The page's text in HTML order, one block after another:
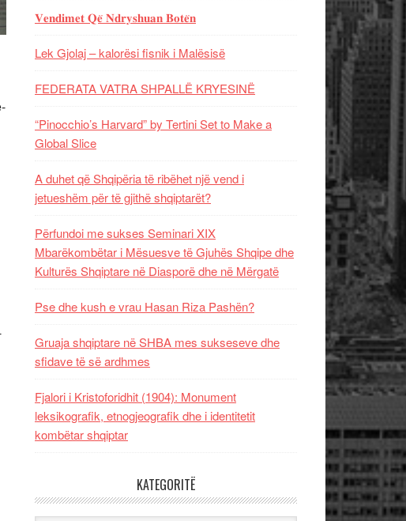
𝐕𝐞𝐧𝐝𝐢𝐦𝐞𝐭 𝐐𝐞̈ 𝐍𝐝𝐫𝐲𝐬𝐡𝐮𝐚𝐧 𝐁𝐨𝐭𝐞̈𝐧
Lek Gjolaj – kalorësi fisnik i Malësisë
FEDERATA VATRA SHPALLË KRYESINË
“Pinocchio’s Harvard” by Tertini Set to Make a
Global Slice
A duhet që Shqipëria të ribëhet një vend i
jetueshëm për të gjithë shqiptarët?
Përfundoi me sukses Seminari XIX
Mbarëkombëtar i Mësuesve të Gjuhës Shqipe dhe
Kulturës Shqiptare në Diasporë dhe në Mërgatë
Pse dhe kush e vrau Hasan Riza Pashën?
Gruaja shqiptare në SHBA mes sukseseve dhe
sfidave të së ardhmes
Fjalori i Kristoforidhit (1904): Monument
leksikografik, etnogjeografik dhe i identitetit
kombëtar shqiptar
KATEGORITË